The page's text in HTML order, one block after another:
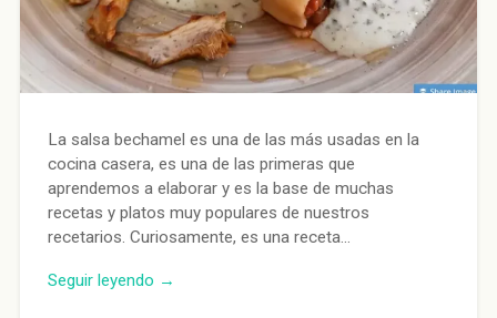
La salsa bechamel es una de las más usadas en la
cocina casera, es una de las primeras que
aprendemos a elaborar y es la base de muchas
recetas y platos muy populares de nuestros
recetarios. Curiosamente, es una receta…
Seguir leyendo →